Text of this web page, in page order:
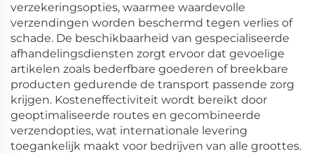
verzekeringsopties, waarmee waardevolle
verzendingen worden beschermd tegen verlies of
schade. De beschikbaarheid van gespecialiseerde
afhandelingsdiensten zorgt ervoor dat gevoelige
artikelen zoals bederfbare goederen of breekbare
producten gedurende de transport passende zorg
krijgen. Kosteneffectiviteit wordt bereikt door
geoptimaliseerde routes en gecombineerde
verzendopties, wat internationale levering
toegankelijk maakt voor bedrijven van alle groottes.